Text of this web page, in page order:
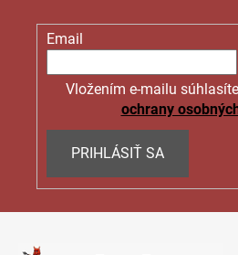
k
y
ý
p
Email
Vložením e-mailu
ochrany
PRIHLÁSIŤ SA